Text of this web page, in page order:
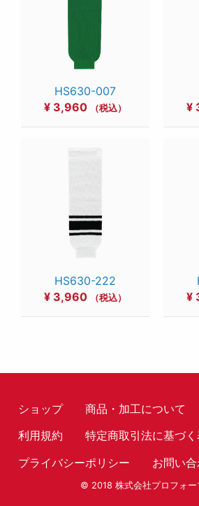
HS630-007
¥ 3,960 （税込）
¥
HS630-222
¥ 3,960 （税込）
¥
ショップ 商品・加工について
利用規約
特定商取引法に基づ
プライバシーポリシー
お問い
© 2018 株式会社プロフォ